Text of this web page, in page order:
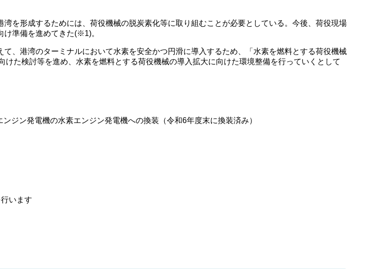
を形成するためには、荷役機械の脱炭素化等に取り組むことが必要としている。今後、荷役現場
け準備を進めてきた(※1)。
、港湾のターミナルにおいて水素を安全かつ円滑に導入するため、「水素を燃料とする荷役機械
た検討等を進め、水素を燃料とする荷役機械の導入拡大に向けた環境整備を行っていくとして
ン発電機の水素エンジン発電機への換装（令和6年度末に換装済み）
います